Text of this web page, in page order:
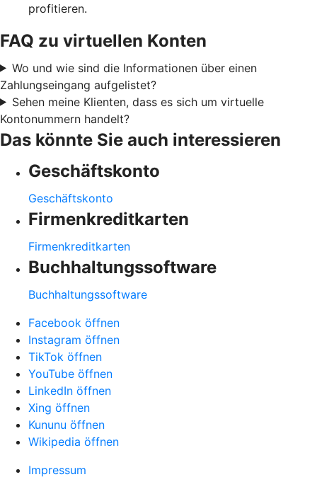
profitieren.
FAQ zu virtuellen Konten
Wo und wie sind die Informationen über einen
Zahlungseingang aufgelistet?
Sehen meine Klienten, dass es sich um virtuelle
Kontonummern handelt?
Das könnte Sie auch interessieren
Geschäftskonto
Geschäftskonto
Firmenkreditkarten
Firmenkreditkarten
Buchhaltungssoftware
Buchhaltungssoftware
Facebook öffnen
Instagram öffnen
TikTok öffnen
YouTube öffnen
LinkedIn öffnen
Xing öffnen
Kununu öffnen
Wikipedia öffnen
Impressum